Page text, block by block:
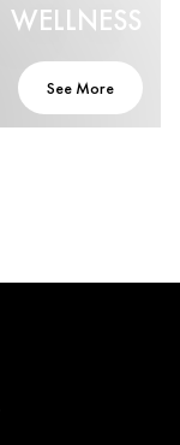
WELLNESS
See More